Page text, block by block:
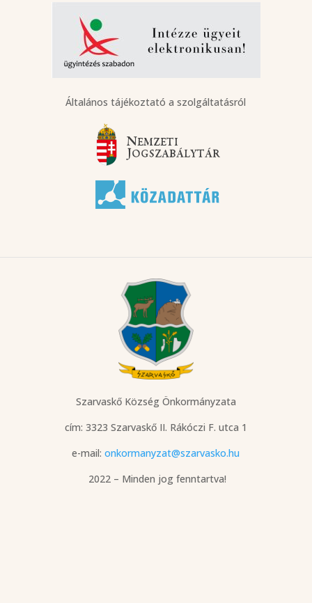
Általános tájékoztató a szolgáltatásról
Szarvaskő Község Önkormányzata
cím: 3323 Szarvaskő II. Rákóczi F. utca 1
e-mail:onkormanyzat@szarvasko.hu
2022 – Minden jog fenntartva!